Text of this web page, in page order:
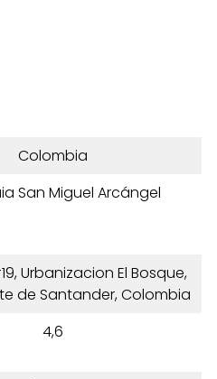
Colombia
San Miguel Arcángel
Urbanizacion El Bosque,
de Santander, Colombia
4,6